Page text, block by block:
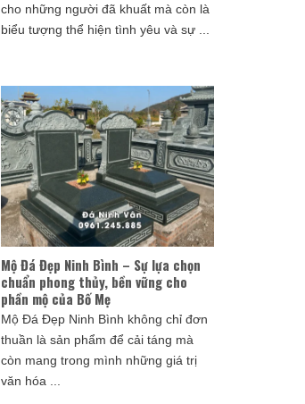
cho những người đã khuất mà còn là
biểu tượng thể hiện tình yêu và sự ...
Mộ Đá Đẹp Ninh Bình – Sự lựa chọn
chuẩn phong thủy, bền vững cho
phần mộ của Bố Mẹ
Mộ Đá Đẹp Ninh Bình không chỉ đơn
thuần là sản phẩm để cải táng mà
còn mang trong mình những giá trị
văn hóa ...